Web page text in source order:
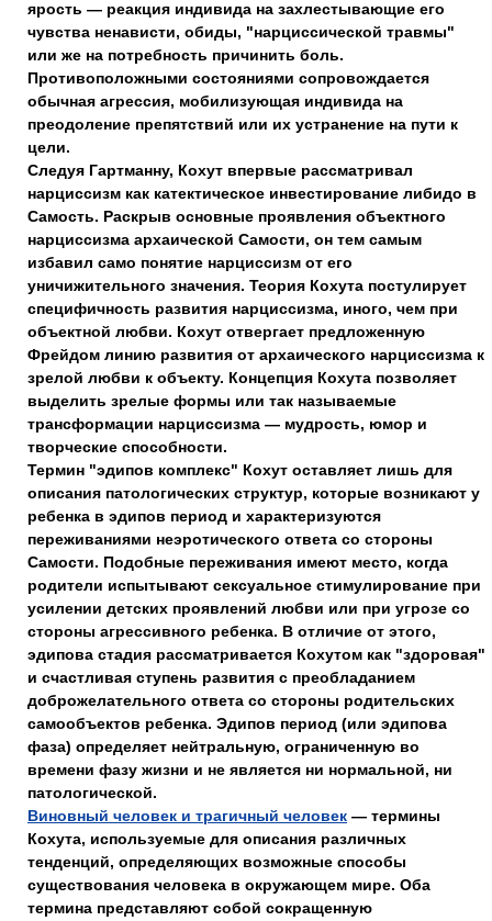
ярость — реакция индивида на захлестывающие его
чувства ненависти, обиды, "нарциссической травмы"
или же на потребность причинить боль.
Противоположными состояниями сопровождается
обычная агрессия, мобилизующая индивида на
преодоление препятствий или их устранение на пути к
цели.
Следуя Гартманну, Кохут впервые рассматривал
нарциссизм как катектическое инвестирование либидо в
Самость. Раскрыв основные проявления объектного
нарциссизма архаической Самости, он тем самым
избавил само понятие нарциссизм от его
уничижительного значения. Теория Кохута постулирует
специфичность развития нарциссизма, иного, чем при
объектной любви. Кохут отвергает предложенную
Фрейдом линию развития от архаического нарциссизма к
зрелой любви к объекту. Концепция Кохута позволяет
выделить зрелые формы или так называемые
трансформации нарциссизма — мудрость, юмор и
творческие способности.
Термин "эдипов комплекс" Кохут оставляет лишь для
описания патологических структур, которые возникают у
ребенка в эдипов период и характеризуются
переживаниями неэротического ответа со стороны
Самости. Подобные переживания имеют место, когда
родители испытывают сексуальное стимулирование при
усилении детских проявлений любви или при угрозе со
стороны агрессивного ребенка. В отличие от этого,
эдипова стадия рассматривается Кохутом как "здоровая"
и счастливая ступень развития с преобладанием
доброжелательного ответа со стороны родительских
самообъектов ребенка. Эдипов период (или эдипова
фаза) определяет нейтральную, ограниченную во
времени фазу жизни и не является ни нормальной, ни
патологической.
Виновный человек и трагичный человек — термины
Кохута, используемые для описания различных
тенденций, определяющих возможные способы
существования человека в окружающем мире. Оба
термина представляют собой сокращенную